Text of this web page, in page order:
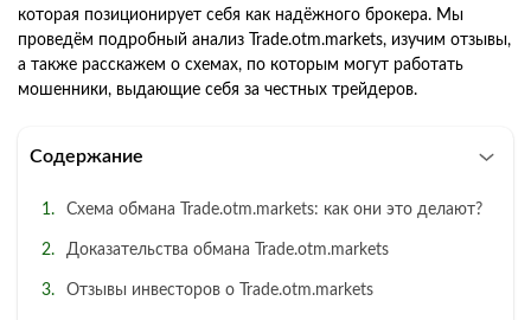
которая позиционирует себя как надёжного брокера. Мы
проведём подробный анализ Trade.otm.markets, изучим отзывы,
а также расскажем о схемах, по которым могут работать
мошенники, выдающие себя за честных трейдеров.
Содержание
Схема обмана Trade.otm.markets: как они это делают?
Доказательства обмана Trade.otm.markets
Отзывы инвесторов о Trade.otm.markets